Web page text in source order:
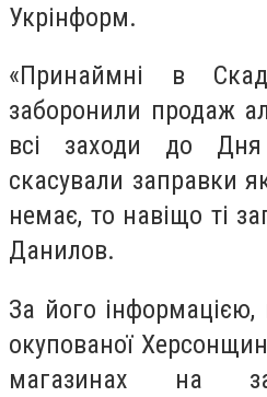
Укрінформ.
«Принаймні в
заборонили продаж
всі заходи до Дня
скасували заправки
немає, то навіщо ті
Данилов.
За його інформацією,
окупованої
магазинах на